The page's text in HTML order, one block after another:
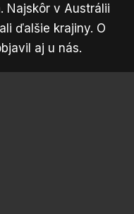
Najskôr v Austrálii
ďalšie krajiny. O
aj u nás.